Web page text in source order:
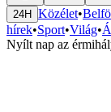
24H Közélet•
hírek•Sport•Világ•
Nyílt nap az